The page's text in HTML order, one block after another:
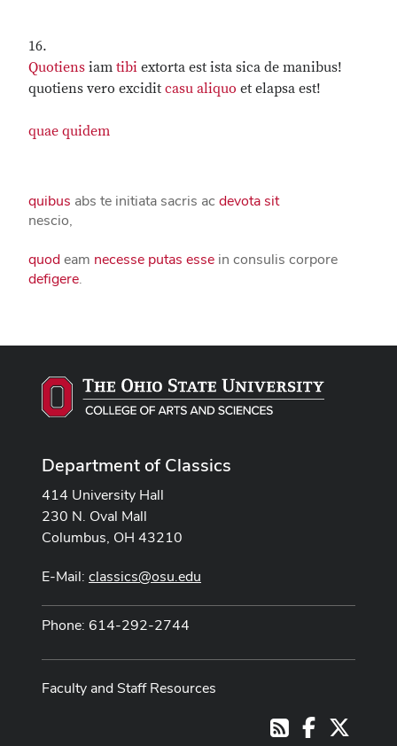
16.
Quotiens iam tibi extorta est ista sica de manibus!
quotiens vero excidit casu aliquo et elapsa est!
quae quidem
quibus abs te initiata sacris ac devota sit
nescio,
quodeam necesse putas esse in consulis corpore
defigere.
Department of Classics
414 University Hall
230 N. Oval Mall
Columbus, OH 43210
E-Mail: classics@osu.edu
Phone: 614-292-2744
Faculty and Staff Resources
RSSFacebook